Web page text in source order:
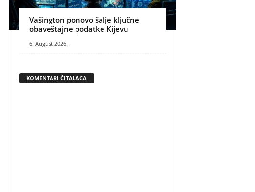
Vašington ponovo šalje ključne
obaveštajne podatke Kijevu
6. August 2026.
KOMENTARI ČITALACA